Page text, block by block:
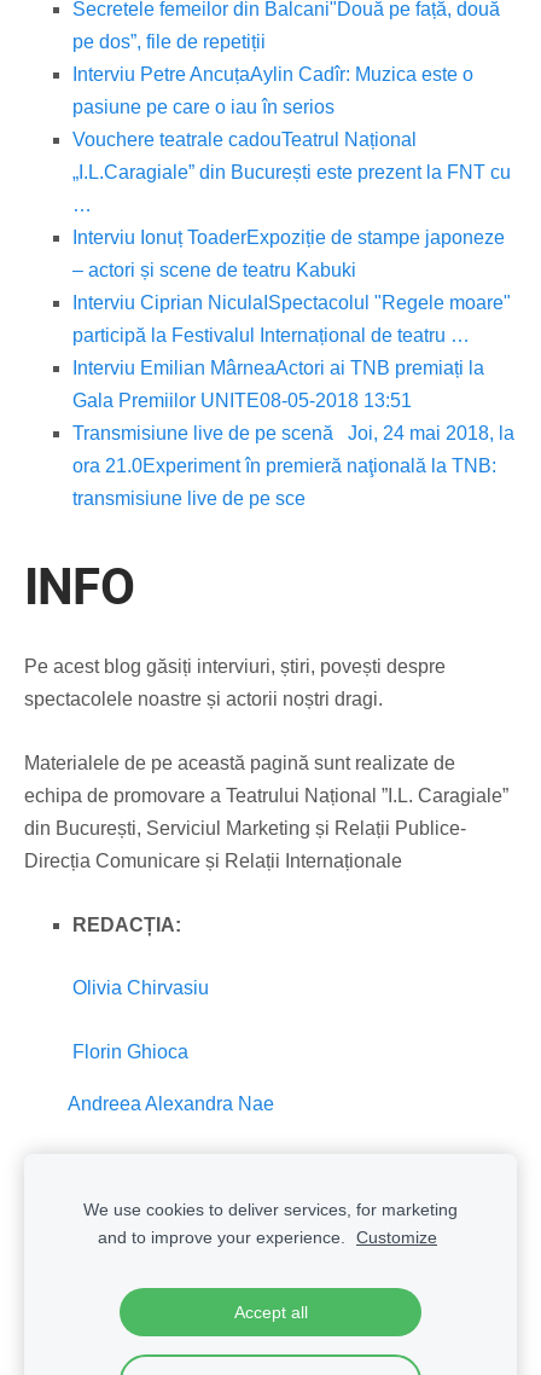
Secretele femeilor din Balcani"Două pe față, două
pe dos”, file de repetiții
Interviu Petre AncuțaAylin Cadîr: Muzica este o
pasiune pe care o iau în serios
Vouchere teatrale cadouTeatrul Național
„I.L.Caragiale” din București este prezent la FNT cu
…
Interviu Ionuț ToaderExpoziție de stampe japoneze
– actori și scene de teatru Kabuki
Interviu Ciprian Nicula ISpectacolul "Regele moare"
participă la Festivalul Internațional de teatru …
Interviu Emilian MârneaActori ai TNB premiați la
Gala Premiilor UNITE08-05-2018 13:51
Transmisiune live de pe scenă
Joi, 24 mai 2018, la
ora 21.0Experiment în premieră naţională la TNB:
transmisiune live de pe sce
INFO
Pe acest blog găsiți interviuri, știri, povești despre
spectacolele noastre și actorii noștri dragi.
Materialele de pe această pagină sunt realizate de
echipa de promovare a Teatrului Național ”I.L. Caragiale”
din București, Serviciul Marketing și Relații Publice-
Direcția Comunicare și Relații Internaționale
REDACȚIA:
Olivia Chirvasiu
Florin Ghioca
Andreea Alexandra Nae
Cookies
Podcasturile TNBPowered byRedCircle
We use cookies to deliver services, for marketing
and to improve your experience.
Customize
Accept all